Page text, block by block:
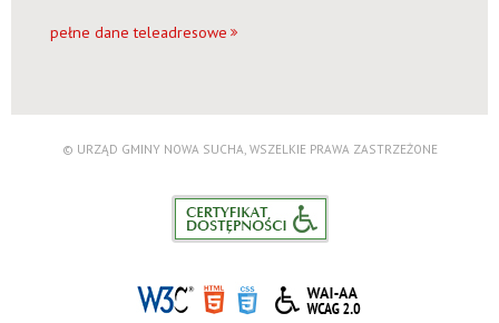
pełne dane teleadresowe
© URZĄD GMINY NOWA SUCHA, WSZELKIE PRAWA ZASTRZEŻONE